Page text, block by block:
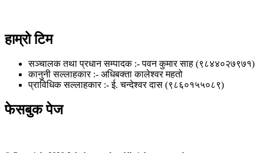
हाम्रो टिम
सञ्चालक तथा प्रधान सम्पादक :- पवन कुमार साह (९८४४०२७९७१)
कानुनी सल्लाहकार :- अधिबक्ता कालेश्वर महतो
प्राविधिक सल्लाहकार :- ई. चन्देश्वर दास (९८६०१५५०८९)
फेसबुक पेज